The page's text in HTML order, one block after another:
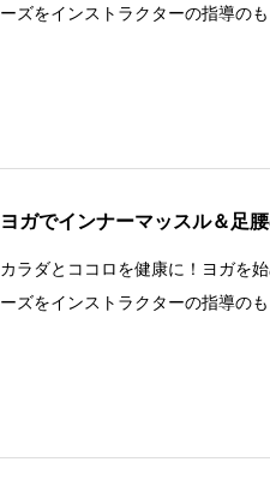
ーズをインストラクターの指導の
ヨガでインナーマッスル＆足
カラダとココロを健康に！ヨガを
ーズをインストラクターの指導の